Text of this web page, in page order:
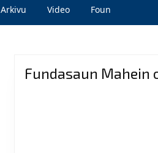
Arkivu Video Foun
Fundasaun Mahein